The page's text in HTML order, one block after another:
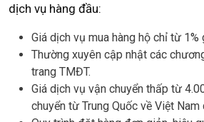
dịch vụ hàng đầu:
Giá dịch vụ mua hàng hộ chỉ từ 1%
Thường xuyên cập nhật các
trang TMĐT.
Giá dịch vụ vận chuyển thấp từ
chuyển từ Trung Quốc về Việt